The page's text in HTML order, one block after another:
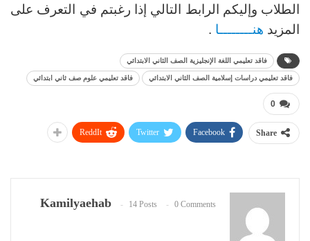
الطلاب وإليكم الرابط التالي إذا رغبتم في التعرف على
المزيد هنــــــــا .
فاقد تعليمي اللغة الإنجليزية الصف الثاني الابتدائي
فاقد تعليمي دراسات إسلامية الصف الثاني الابتدائي فاقد تعليمي علوم صف ثاني ابتدائي
0
Share
Facebook
Twitter
ReddIt
Kamilyaehab 14 Posts 0 Comments